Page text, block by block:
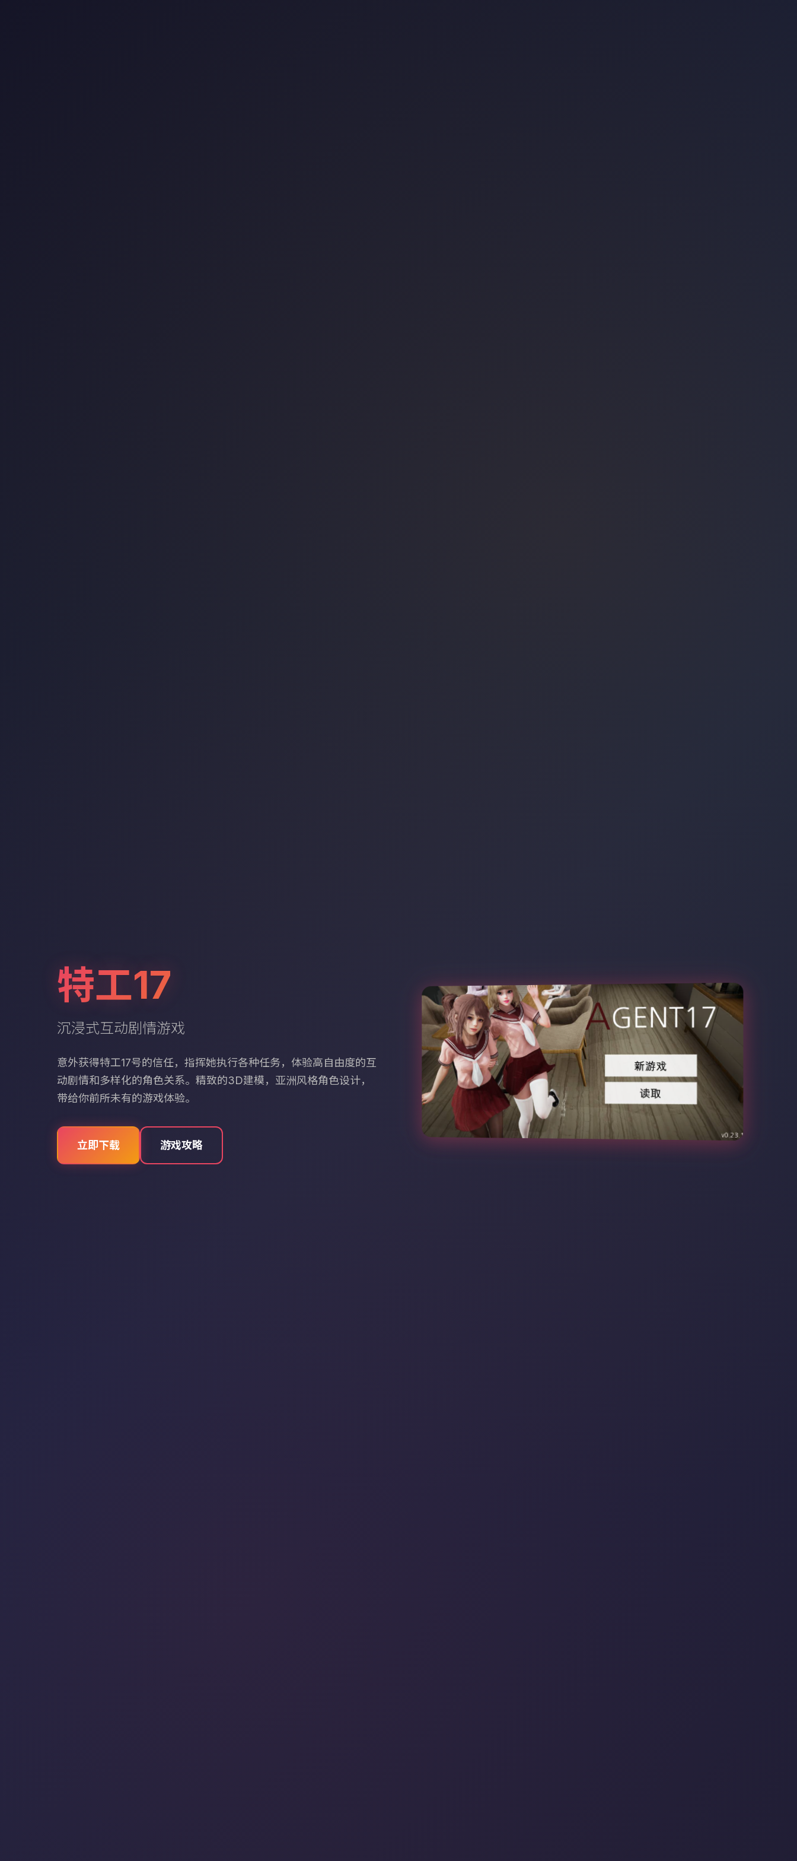
特工17
沉浸式互动剧情游戏
意外获得特工17号的信任，指挥她执行各种任务，体验高自由度的互
动剧情和多样化的角色关系。精致的3D建模，亚洲风格角色设计，
带给你前所未有的游戏体验。
立即下载 游戏攻略